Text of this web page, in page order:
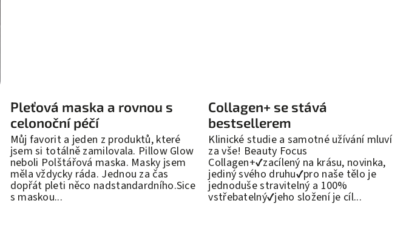
Pleťová maska a rovnou s
celonoční péčí
Můj favorit a jeden z produktů, které
jsem si totálně zamilovala. Pillow Glow
neboli Polštářová maska. Masky jsem
měla vždycky ráda. Jednou za čas
dopřát pleti něco nadstandardního.Sice
s maskou...
Collagen+ se stává
bestsellerem
Klinické studie a samotné užívání mluví
za vše! Beauty Focus
Collagen+✔️zacílený na krásu, novinka,
jediný svého druhu✔️pro naše tělo je
jednoduše stravitelný a 100%
vstřebatelný✔️jeho složení je cíl...